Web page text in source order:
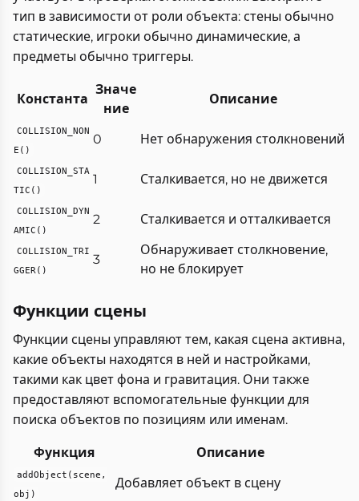
тип в зависимости от роли объекта: стены обычно
статические, игроки обычно динамические, а
предметы обычно триггеры.
Константа
Значе
ние
Описание
COLLISION_NON
E()
0 Нет обнаружения столкновений
COLLISION_STA
TIC()
1 Сталкивается, но не движется
COLLISION_DYN
AMIC()
2 Сталкивается и отталкивается
COLLISION_TRI
GGER()
3
Обнаруживает столкновение,
но не блокирует
Функции сцены
Функции сцены управляют тем, какая сцена активна,
какие объекты находятся в ней и настройками,
такими как цвет фона и гравитация. Они также
предоставляют вспомогательные функции для
поиска объектов по позициям или именам.
Функция Описание
addObject(scene,
obj)
Добавляет объект в сцену